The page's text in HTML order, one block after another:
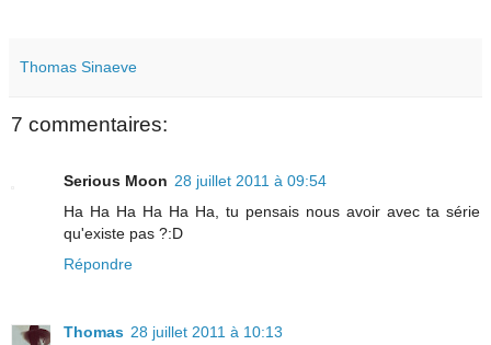
Thomas Sinaeve
7 commentaires:
Serious Moon 28 juillet 2011 à 09:54
Ha Ha Ha Ha Ha Ha, tu pensais nous avoir avec ta série
qu'existe pas ?:D
Répondre
Thomas 28 juillet 2011 à 10:13